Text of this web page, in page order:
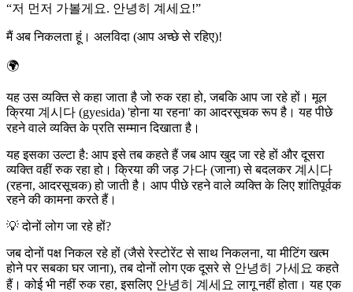
“저 먼저 가볼게요. 안녕히 계세요!”
मैं अब निकलता हूं। अलविदा (आप अच्छे से रहिए)!
🌍
यह उस व्यक्ति से कहा जाता है जो रुक रहा हो, जबकि आप जा रहे हों। मूल
क्रिया 계시다 (gyesida) 'होना या रहना' का आदरसूचक रूप है। यह पीछे
रहने वाले व्यक्ति के प्रति सम्मान दिखाता है।
यह इसका उल्टा है: आप इसे तब कहते हैं जब आप खुद जा रहे हों और दूसरा
व्यक्ति वहीं रुक रहा हो। क्रिया की जड़ 가다 (जाना) से बदलकर 계시다
(रहना, आदरसूचक) हो जाती है। आप पीछे रहने वाले व्यक्ति के लिए शांतिपूर्वक
रहने की कामना करते हैं।
💡 दोनों लोग जा रहे हों?
जब दोनों पक्ष निकल रहे हों (जैसे रेस्टोरेंट से साथ निकलना, या मीटिंग खत्म
होने पर सबका घर जाना), तब दोनों लोग एक दूसरे से 안녕히 가세요 कहते
हैं। कोई भी नहीं रुक रहा, इसलिए 안녕히 계세요 लागू नहीं होता। यह एक